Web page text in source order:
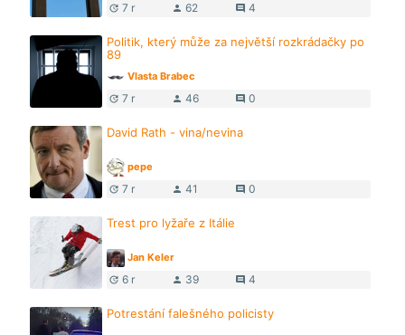
update 7 r person 62 comment 4
Politik, který může za největší rozkrádačky po
89
Vlasta Brabec
update 7 r person 46 comment 0
David Rath - vina/nevina
pepe
update 7 r person 41 comment 0
Trest pro lyžaře z Itálie
Jan Keler
update 6 r person 39 comment 4
Potrestání falešného policisty